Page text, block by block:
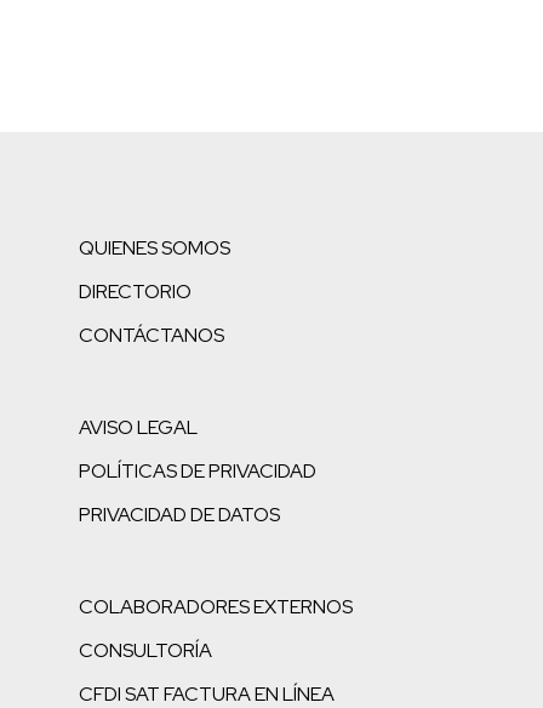
QUIENES SOMOS
DIRECTORIO
CONTÁCTANOS
AVISO LEGAL
POLÍTICAS DE PRIVACIDAD
PRIVACIDAD DE DATOS
COLABORADORES EXTERNOS
CONSULTORÍA
CFDI SAT FACTURA EN LÍNEA